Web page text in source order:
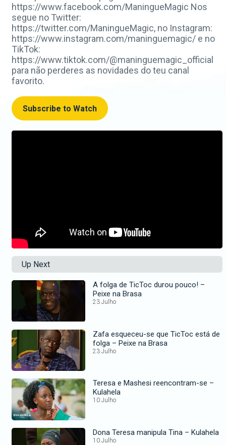
https://www.facebook.com/ManingueMagic Nos
segue no Twitter:
https://twitter.com/ManingueMagic, no Instagram:
https://www.instagram.com/maninguemagic/ e no
TikTok:
https://www.tiktok.com/@maninguemagic_official
para não perderes as novidades do teu canal
favorito.
Subscribe to Watch
Up Next
A folga de TicToc durou pouco! –
Peixe na Brasa
23 Julho
Zafa esqueceu-se que TicToc está de
folga – Peixe na Brasa
23 Julho
Teresa e Mashesi reencontram-se –
Kulahela
10 Julho
Dona Teresa manipula Tina – Kulahela
10 Julho